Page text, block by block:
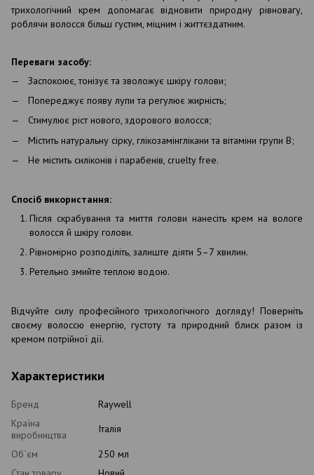
трихологічний крем допомагає відновити природну рівновагу,
роблячи волосся більш густим, міцним і життєздатним.
Переваги засобу:
Заспокоює, тонізує та зволожує шкіру голови;
Попереджує появу лупи та регулює жирність;
Стимулює ріст нового, здорового волосся;
Містить натуральну сірку, глікозамінглікани та вітаміни групи B;
Не містить силіконів і парабенів, cruelty free.
Спосіб використання:
Після скрабування та миття голови нанесіть крем на вологе
волосся й шкіру голови.
Рівномірно розподіліть, залиште діяти 5–7 хвилин.
Ретельно змийте теплою водою.
Відчуйте силу професійного трихологічного догляду! Поверніть
своєму волоссю енергію, густоту та природний блиск разом із
кремом потрійної дії.
Характеристики
Бренд
Raywell
Країна
виробництва
Італія
Об`єм
250 мл